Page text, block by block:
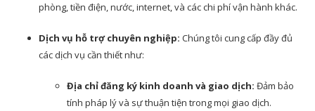
phòng, tiền điện, nước, internet, và các chi phí vận hành khác.
Dịch vụ hỗ trợ chuyên nghiệp: Chúng tôi cung cấp đầy đủ
các dịch vụ cần thiết như:
Địa chỉ đăng ký kinh doanh và giao dịch: Đảm bảo
tính pháp lý và sự thuận tiện trong mọi giao dịch.